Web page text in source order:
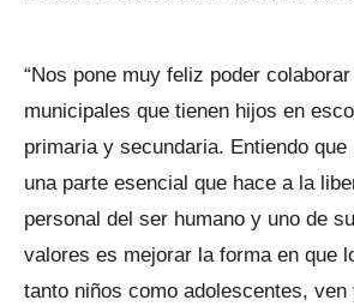
“Nos pone muy feliz poder
municipales que tienen hijos en
primaria y secundaria. Entiendo que
una parte esencial que hace a la
personal del ser humano y uno de
valores es mejorar la forma en que
tanto niños como adolescentes,